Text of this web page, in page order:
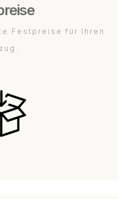
Festpreise für Ihren